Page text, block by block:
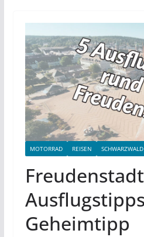
MOTORRAD REISEN SCHWARZWALD
Geheimtipp